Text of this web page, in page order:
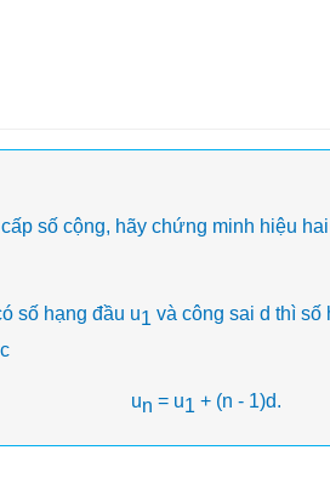
số cộng, hãy chứng minh hiệu
số hạng đầu u1 và công sai d thì số
un = u1 + (n - 1)d.